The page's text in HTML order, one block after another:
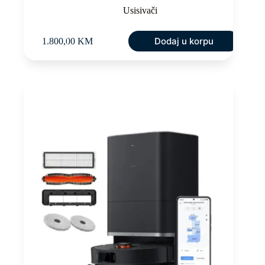
Usisivači
1.800,00 KM Dodaj u korpu